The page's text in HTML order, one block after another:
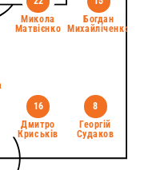
Микола
Матвієнко
Богдан
Михайліченко
16
Дмитро
Криськів
8
Георгій
Судаков